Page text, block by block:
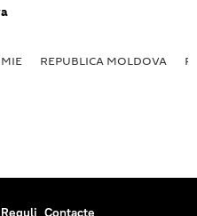
REPUBLICA MOLDOVA
Reguli Contacte